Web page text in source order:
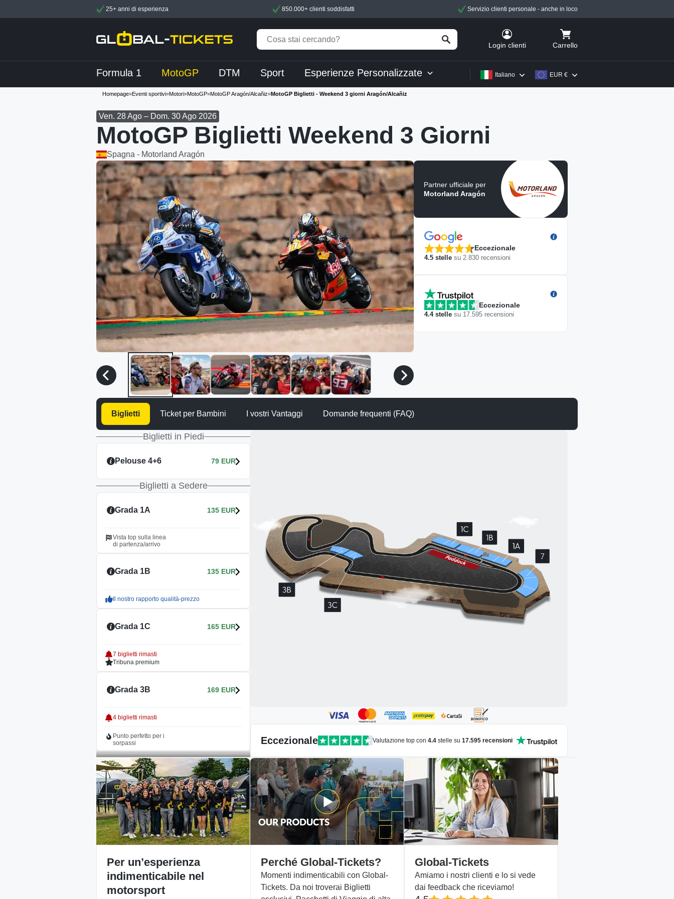
25+ anni di esperienza 850.000+ clienti soddisfatti Servizio clienti personale - anche in loco
Login clienti Carrello
Formula 1 MotoGP DTM Sport Esperienze Personalizzate EUR €
Italiano
Homepage»Eventi sportivi»Motori»MotoGP»MotoGP Aragón/Alcañiz»MotoGP Biglietti - Weekend 3 giorni Aragón/Alcañiz
Ven. 28 Ago – Dom. 30 Ago 2026
MotoGP Biglietti Weekend 3 Giorni
Spagna - Motorland Aragón
Partner ufficiale per
Motorland Aragón
Eccezionale
4.5 stelle su 2.830 recensioni
Eccezionale
4.4stelle su 17.595 recensioni
Biglietti Ticket per Bambini I vostri Vantaggi Domande frequenti (FAQ)
Biglietti in Piedi
Pelouse 4+6 79 EUR
Biglietti a Sedere
Grada 1A 135 EUR
Vista top sulla linea
di partenza/arrivo
Grada 1B 135 EUR
Il nostro rapporto qualità-prezzo
Grada 1C 165 EUR
7 biglietti rimasti
Tribuna premium
Grada 3B 169 EUR
4 biglietti rimasti
Punto perfetto per i
sorpassi
Grada 3C 155 EUR
Punto perfetto per i
sorpassi
Grada 7 165 EUR
Vista esclusiva sulla
prima curva
Eccezionale Valutazione top con 4.4 stelle su 17.595 recensioni
Per un’esperienza
indimenticabile nel
motorsport
Perché Global-Tickets?
Momenti indimenticabili con Global-
Tickets. Da noi troverai Biglietti
Global-Tickets
Amiamo i nostri clienti e lo si vede
dai feedback che riceviamo!